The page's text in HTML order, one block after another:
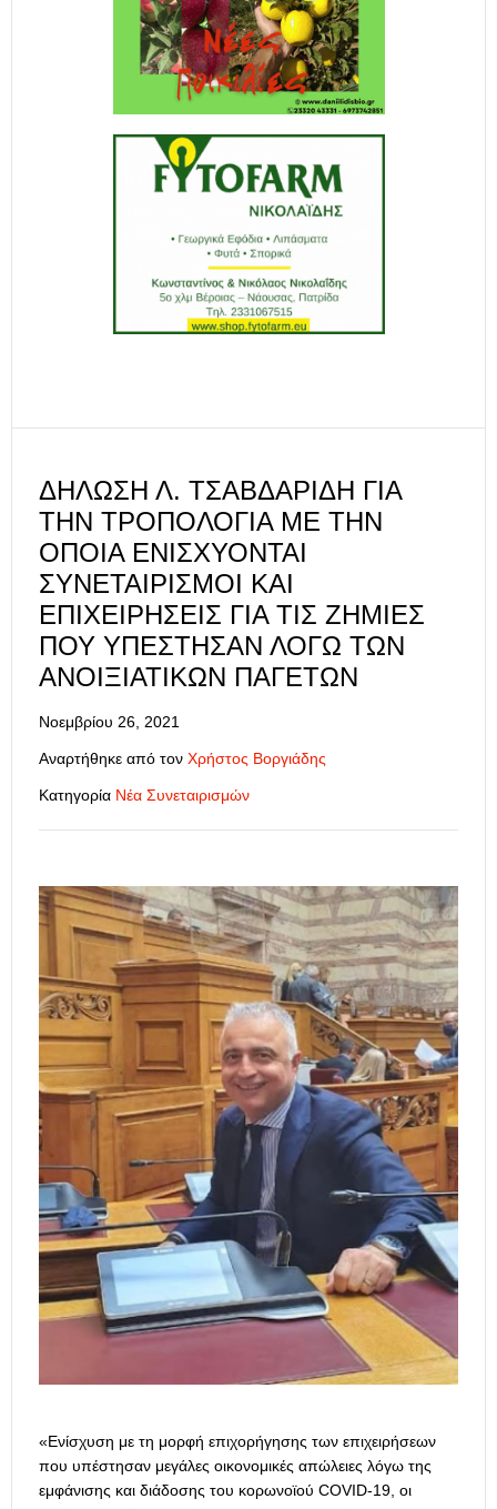
ΔΉΛΩΣΗ Λ. ΤΣΑΒΔΑΡΊΔΗ ΓΙΑ
ΤΗΝ ΤΡΟΠΟΛΟΓΊΑ ΜΕ ΤΗΝ
ΟΠΟΊΑ ΕΝΙΣΧΎΟΝΤΑΙ
ΣΥΝΕΤΑΙΡΙΣΜΟΊ ΚΑΙ
ΕΠΙΧΕΙΡΉΣΕΙΣ ΓΙΑ ΤΙΣ ΖΗΜΊΕΣ
ΠΟΥ ΥΠΈΣΤΗΣΑΝ ΛΌΓΩ ΤΩΝ
ΑΝΟΙΞΙΆΤΙΚΩΝ ΠΑΓΕΤΏΝ
Νοεμβρίου 26, 2021
Αναρτήθηκε από τον Χρήστος Βοργιάδης
Κατηγορία Νέα Συνεταιρισμών
«Ενίσχυση με τη μορφή επιχορήγησης των επιχειρήσεων
που υπέστησαν μεγάλες οικονομικές απώλειες λόγω της
εμφάνισης και διάδοσης του κορωνοϊού COVID-19, οι